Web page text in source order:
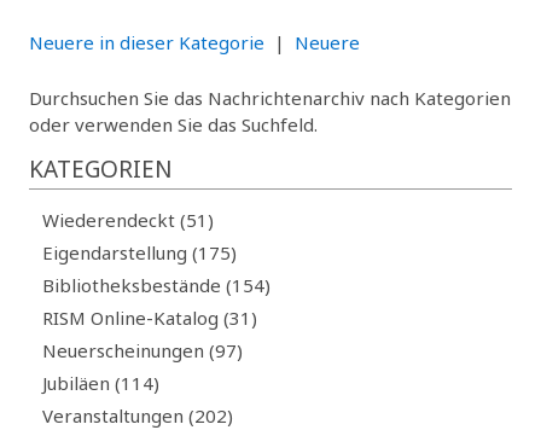
Neuere in dieser Kategorie | Neuere
Durchsuchen Sie das Nachrichtenarchiv nach Kategorien
oder verwenden Sie das Suchfeld.
KATEGORIEN
Wiederendeckt (51)
Eigendarstellung (175)
Bibliotheksbestände (154)
RISM Online-Katalog (31)
Neuerscheinungen (97)
Jubiläen (114)
Veranstaltungen (202)